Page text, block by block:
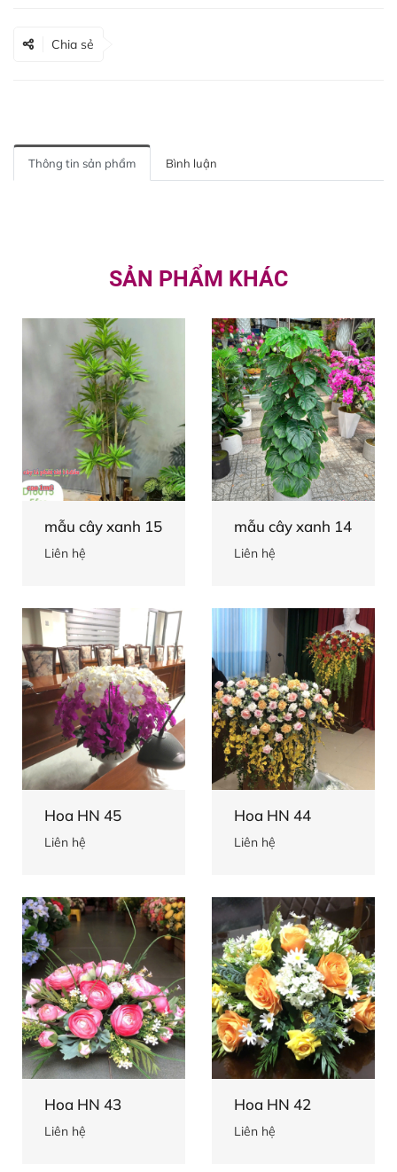
Chia sẻ
Thông tin sản phẩm Bình luận
SẢN PHẨM KHÁC
mẫu cây xanh 15
Liên hệ
mẫu cây xanh 14
Liên hệ
Hoa HN 45
Liên hệ
Hoa HN 44
Liên hệ
Hoa HN 43
Liên hệ
Hoa HN 42
Liên hệ